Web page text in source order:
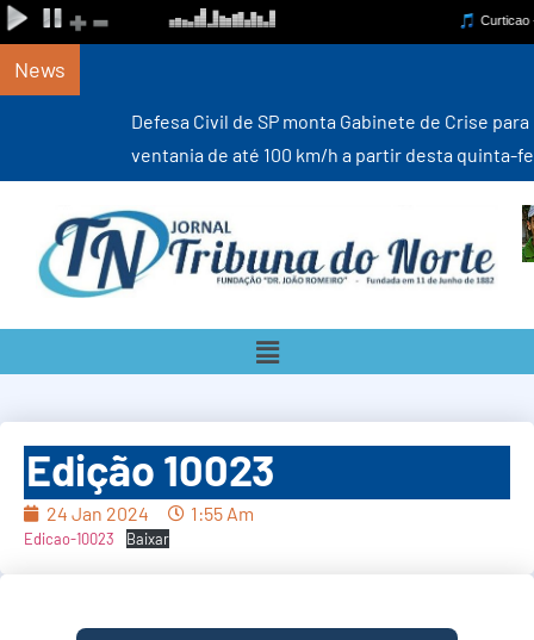
News
Defesa Civil de SP monta Gabinete de Crise para monitorar
ventania de até 100 km/h a partir desta quinta-feira (6)
Edição 10023
24 Jan 2024 1:55 Am
Edicao-10023 Baixar